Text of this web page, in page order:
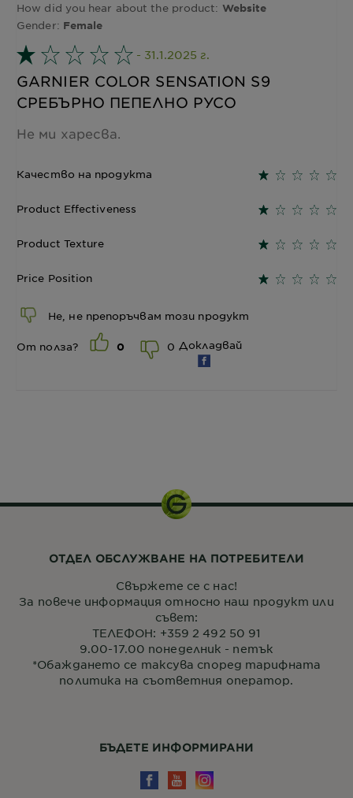
How did you hear about the product: Website
Gender: Female
- 31.1.2025 г.
GARNIER COLOR SENSATION S9
СРЕБЪРНО ПЕПЕЛНО РУСО
Не ми харесва.
Качество на продукта
Product Effectiveness
Product Texture
Price Position
Не, не препоръчвам този продукт
От полза? 0 0 Докладвай
БЪДЕТЕ ИНФОРМИРАНИ
ОТДЕЛ ОБСЛУЖВАНЕ НА ПОТРЕБИТЕЛИ
Свържете се с нас!
За повече информация относно наш продукт или
съвет:
ТЕЛЕФОН: +359 2 492 50 91
9.00-17.00 понеделник - петък
*Обаждането се таксува според тарифната
политика на съответния оператор.